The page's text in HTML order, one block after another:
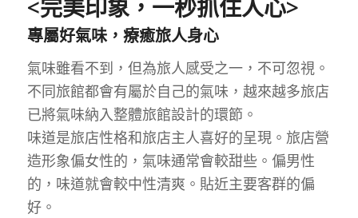
<完美印象，一秒抓住人心>
專屬好氣味，療癒旅人身心
氣味雖看不到，但為旅人感受之一，不可忽視。
不同旅館都會有屬於自己的氣味，越來越多旅店
已將氣味納入整體旅館設計的環節。
味道是旅店性格和旅店主人喜好的呈現。旅店營
造形象偏女性的，氣味通常會較甜些。偏男性
的，味道就會較中性清爽。貼近主要客群的偏
好。